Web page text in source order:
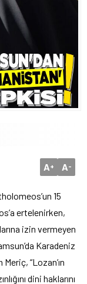
A+ A-
15
ertelenirken,
izin vermeyen
Karadeniz
“Lozan’ın
dini haklarını